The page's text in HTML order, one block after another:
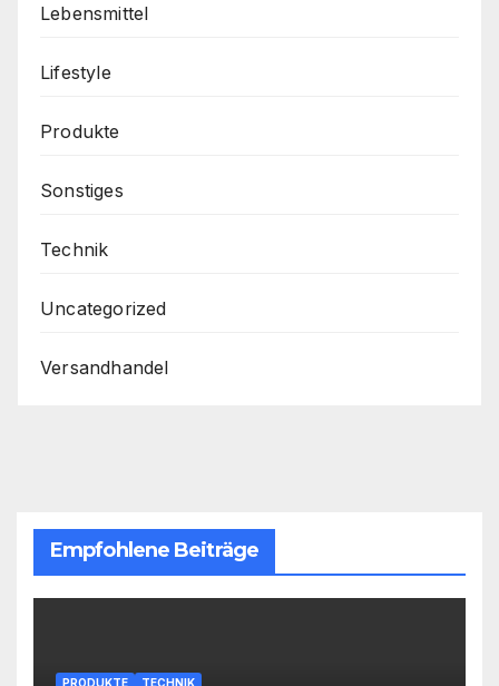
Lebensmittel
Lifestyle
Produkte
Sonstiges
Technik
Uncategorized
Versandhandel
Empfohlene Beiträge
PRODUKTE TECHNIK